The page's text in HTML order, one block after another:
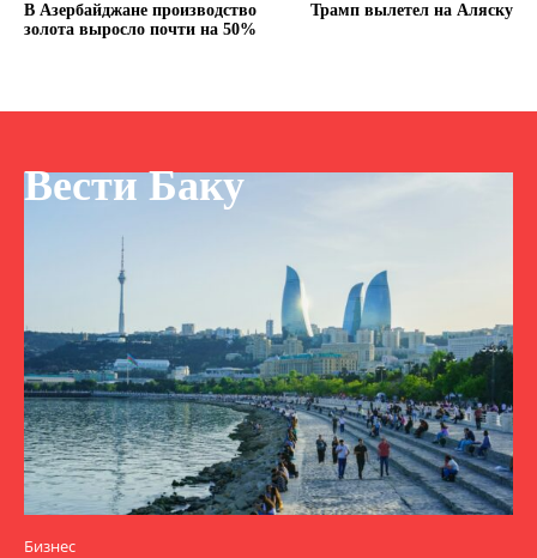
В Азербайджане производство
золота выросло почти на 50%
Трамп вылетел на Аляску
Вести Баку
Бизнес